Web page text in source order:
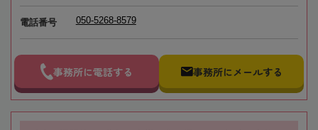
電話番号 050-5268-8579
事務所に電話する 事務所にメールする